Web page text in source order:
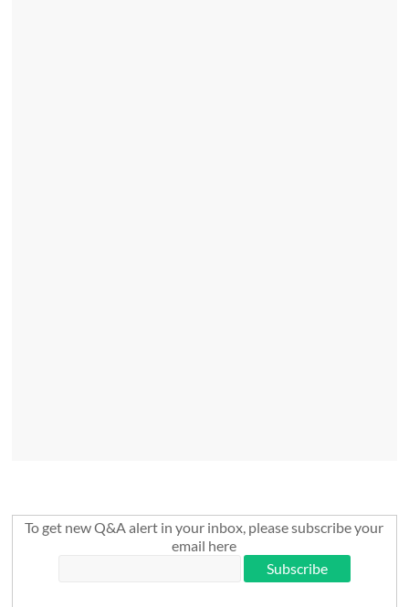
To get new Q&A alert in your inbox, please subscribe your
email here